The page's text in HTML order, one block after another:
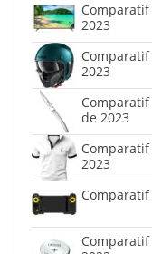
2023
2023
de 2023
2023